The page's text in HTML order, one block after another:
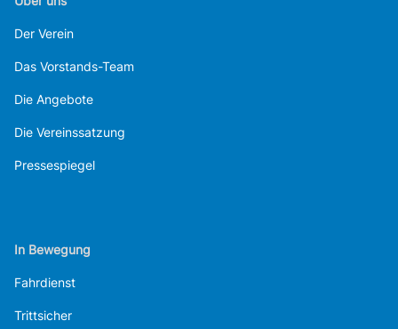
Der Verein
Das Vorstands-Team
Die Angebote
Die Vereinssatzung
Pressespiegel
In Bewegung
Fahrdienst
Trittsicher